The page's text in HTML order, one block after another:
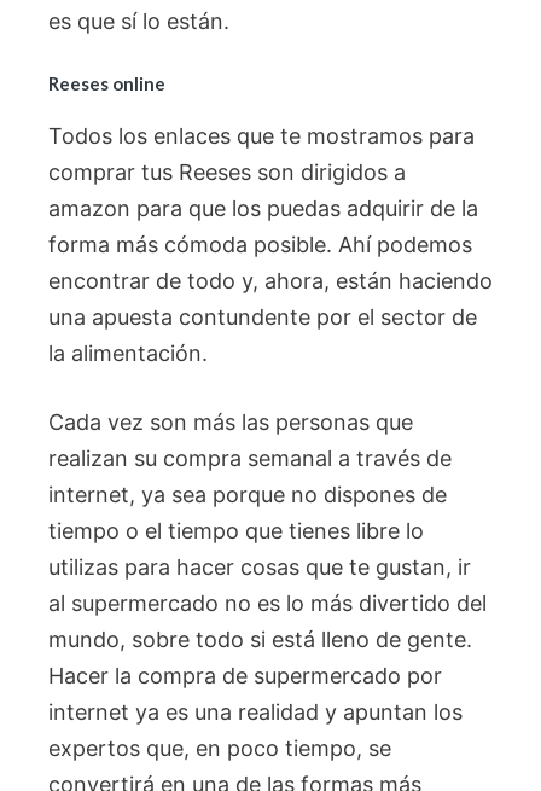
es que sí lo están.
Reeses online
Todos los enlaces que te mostramos para
comprar tus Reeses son dirigidos a
amazon para que los puedas adquirir de la
forma más cómoda posible. Ahí podemos
encontrar de todo y, ahora, están haciendo
una apuesta contundente por el sector de
la alimentación.
Cada vez son más las personas que
realizan su compra semanal a través de
internet, ya sea porque no dispones de
tiempo o el tiempo que tienes libre lo
utilizas para hacer cosas que te gustan, ir
al supermercado no es lo más divertido del
mundo, sobre todo si está lleno de gente.
Hacer la compra de supermercado por
internet ya es una realidad y apuntan los
expertos que, en poco tiempo, se
convertirá en una de las formas más